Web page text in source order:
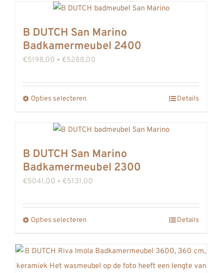
B DUTCH San Marino
Badkamermeubel 2400
€5198,00 - €5288,00
tot
Opties selecteren
heeft
variaties.
kan
op
de
Details
B DUTCH San Marino
Badkamermeubel 2300
€5041,00 - €5131,00
tot
Opties selecteren
heeft
meerdere
Details